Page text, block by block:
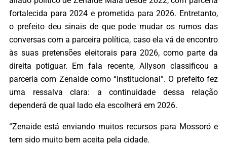
fortalecida para 2024 e prometida para 2026. Entretanto,
o prefeito deu sinais de que pode mudar os rumos das
conversas com a parceira política, caso ela vá de encontro
às suas pretensões eleitorais para 2026, como parte da
direita potiguar. Em fala recente, Allyson classificou a
parceria com Zenaide como “institucional”. O prefeito fez
uma ressalva clara: a continuidade dessa relação
dependerá de qual lado ela escolherá em 2026.
“Zenaide está enviando muitos recursos para Mossoró e
tem sido muito bem aceita pela cidade.